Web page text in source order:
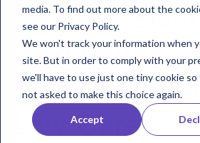
media. To find out more about the
see our Privacy Policy.
We won't track your information when
site. But in order to comply with your
we'll have to use just one tiny cookie
not asked to make this choice again.
Accept
Thomas
wird neues
Livy Care